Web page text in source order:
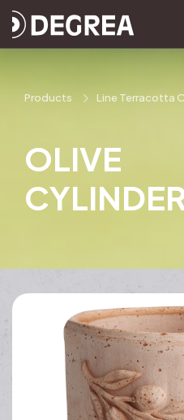
Products Line Terracotta
OLIVE